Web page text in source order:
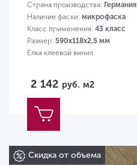
Страна производства: Германия
Наличие фаски: микрофаска
Класс применения: 43 класс
Размер: 590х118х2,5 мм
Елка клеевой винил
2 142 руб. м2
Скидка от объема